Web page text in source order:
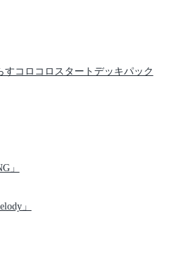
コロコロスタートデッキパック
」
」